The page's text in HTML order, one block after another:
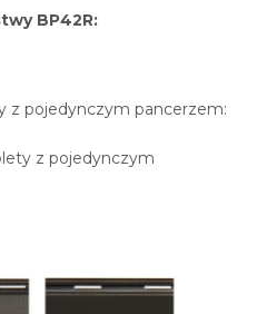
BP42R:
z pojedynczym pancerzem:
z pojedynczym